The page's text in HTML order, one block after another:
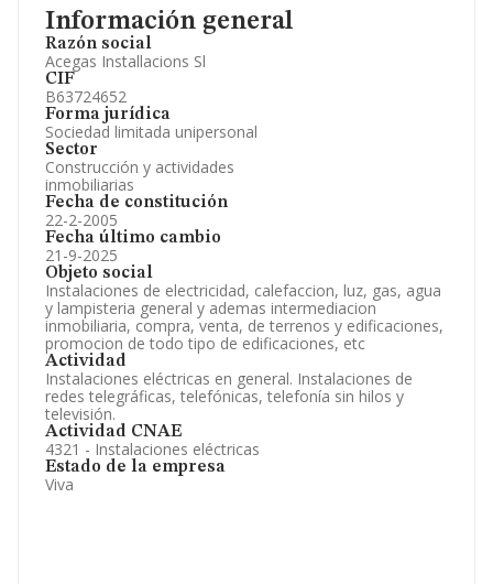
Información general
Razón social
Acegas Installacions Sl
CIF
B63724652
Forma jurídica
Sociedad limitada unipersonal
Sector
Construcción y actividades
inmobiliarias
Fecha de constitución
22-2-2005
Fecha último cambio
21-9-2025
Objeto social
Instalaciones de electricidad, calefaccion, luz, gas, agua
y lampisteria general y ademas intermediacion
inmobiliaria, compra, venta, de terrenos y edificaciones,
promocion de todo tipo de edificaciones, etc
Actividad
Instalaciones eléctricas en general. Instalaciones de
redes telegráficas, telefónicas, telefonía sin hilos y
televisión.
Actividad CNAE
4321 - Instalaciones eléctricas
Estado de la empresa
Viva
Información oficial y registral complementaria.